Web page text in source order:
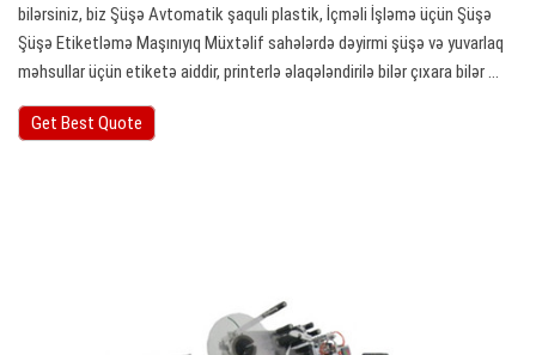
bilərsiniz, biz Şüşə Avtomatik şaquli plastik, İçməli İşləmə üçün Şüşə
Şüşə Etiketləmə Maşınıyıq Müxtəlif sahələrdə dəyirmi şüşə və yuvarlaq
məhsullar üçün etiketə aiddir, printerlə əlaqələndirilə bilər çıxara bilər ...
Get Best Quote